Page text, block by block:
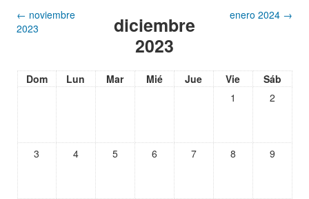
← noviembre
2023
diciembre
2023
enero 2024 →
Dom Lun Mar Mié Jue Vie
Sáb
1
2
3 4 5 6 7 8 9